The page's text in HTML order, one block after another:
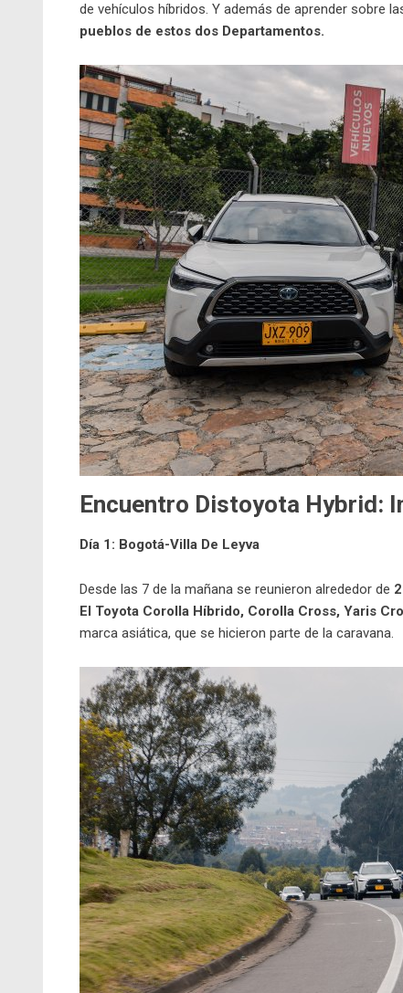
de vehículos híbridos. Y además de aprender sobre
pueblos de estos dos Departamentos.
Encuentro Distoyota Hybrid:
Día 1: Bogotá-Villa De Leyva
Desde las 7 de la mañana se reunieron alrededor de
El Toyota Corolla Híbrido, Corolla Cross, Yaris
marca asiática, que se hicieron parte de la caravana.